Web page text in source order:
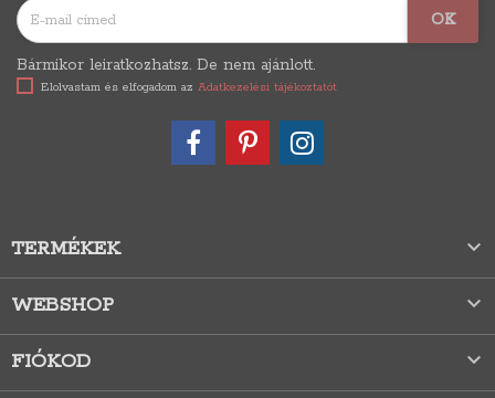
Bármikor leiratkozhatsz. De nem ajánlott.
Elolvastam és elfogadom az Adatkezelési tájékoztatót
TERMÉKEK 
WEBSHOP 
FIÓKOD 